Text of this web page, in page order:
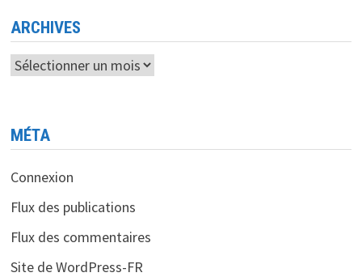
TECHNOLOGIES
ARCHIVES
Archives
MÉTA
Connexion
Flux des publications
Flux des commentaires
Site de WordPress-FR